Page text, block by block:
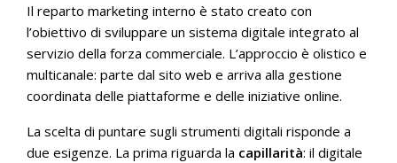
Il reparto marketing interno è stato creato con
l’obiettivo di sviluppare un sistema digitale integrato al
servizio della forza commerciale. L’approccio è olistico e
multicanale: parte dal sito web e arriva alla gestione
coordinata delle piattaforme e delle iniziative online.
La scelta di puntare sugli strumenti digitali risponde a
due esigenze. La prima riguarda la capillarità: il digitale